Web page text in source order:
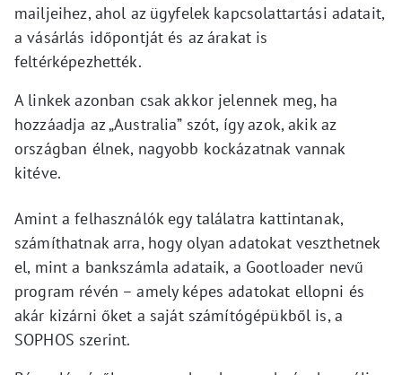
mailjeihez, ahol az ügyfelek kapcsolattartási adatait,
a vásárlás időpontját és az árakat is
feltérképezhették.
A linkek azonban csak akkor jelennek meg, ha
hozzáadja az „Australia” szót, így azok, akik az
országban élnek, nagyobb kockázatnak vannak
kitéve.
Amint a felhasználók egy találatra kattintanak,
számíthatnak arra, hogy olyan adatokat veszthetnek
el, mint a bankszámla adataik, a Gootloader nevű
program révén – amely képes adatokat ellopni és
akár kizárni őket a saját számítógépükből is, a
SOPHOS szerint.